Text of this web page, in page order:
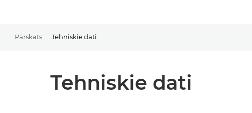
Pārskats Tehniskie dati
Tehniskie dati